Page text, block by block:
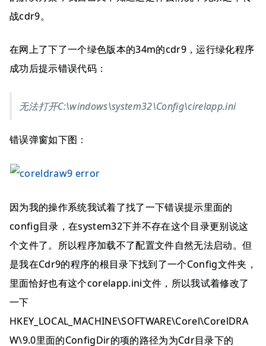
战cdr9。
在网上了下了一个绿色版本的34m的cdr9，运行绿化程序
成功后提示错误代码：
无法打开C:\windows\system32\Config\cirelapp.ini
错误弹窗如下图：
因为我的操作系统我试着了找了一下错误提示里面的
config目录，在system32下并不存在这个目录更别说这
个文件了。所以程序加载不了配置文件自然无法启动。但
是我在Cdr9的程序的根目录下找到了一个Config文件夹，
里面恰好也有这个corelapp.ini文件，所以我试着修改了
一下
HKEY_LOCAL_MACHINE\SOFTWARE\Corel\CorelDRA
W\9.0里面的ConfigDir的项的路径为为Cdr目录下的